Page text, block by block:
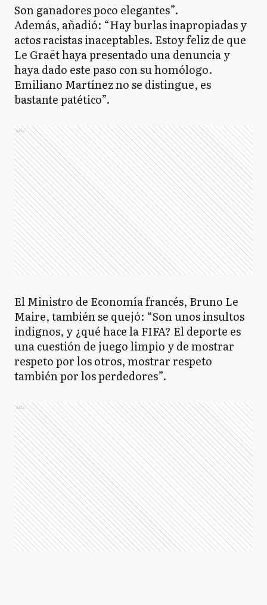
Son ganadores poco elegantes”.
Además, añadió: “Hay burlas inapropiadas y
actos racistas inaceptables. Estoy feliz de que
Le Graët haya presentado una denuncia y
haya dado este paso con su homólogo.
Emiliano Martínez no se distingue, es
bastante patético”.
Ads
El Ministro de Economía francés, Bruno Le
Maire, también se quejó: “Son unos insultos
indignos, y ¿qué hace la FIFA? El deporte es
una cuestión de juego limpio y de mostrar
respeto por los otros, mostrar respeto
también por los perdedores”.
Ads